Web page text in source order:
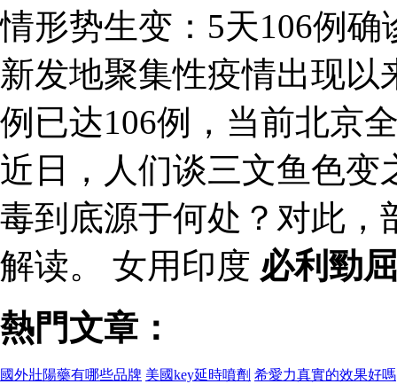
情形势生变：5天106例
新发地聚集性疫情出现
例已达106例，当前北京
近日，人们谈三文鱼色
毒到底源于何处？对此，
解读。 女用印度 必利勁
熱門文章：
國外壯陽藥有哪些品牌 美國key延時噴劑 希愛力真實的效果好嗎